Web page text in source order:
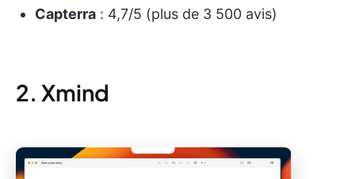
Capterra : 4,7/5 (plus de 3 500 avis)
2. Xmind